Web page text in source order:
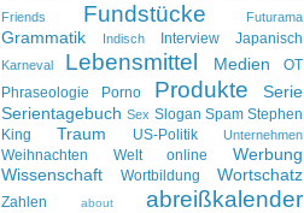
Friends Fundstücke Futurama
Grammatik Indisch Interview Japanisch
Karneval Lebensmittel Medien
OT
Phraseologie
Porno Produkte
Serie
Serientagebuch Sex Slogan Spam Stephen
King
Traum US-Politik Unternehmen
Weihnachten Welt online
Werbung
Wissenschaft
Wortbildung Wortschatz
Zahlen about abreißkalender